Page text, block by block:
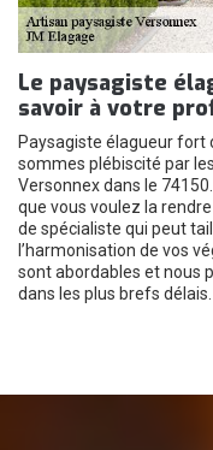
Le paysagiste
savoir à votre
Paysagiste élagueur fort
sommes plébiscité par
Versonnex dans le
que vous voulez la
de spécialiste qui peut
l’harmonisation de vos
sont abordables et nous
dans les plus brefs